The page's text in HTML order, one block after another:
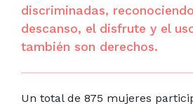
discriminadas,
descanso, el disfrute y el
también son derechos.
Un total de 875 mujeres